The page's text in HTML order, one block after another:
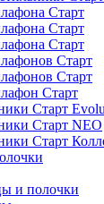
Старт
Старт
Старт
Старт
Старт
Старт
Старт
Старт NEO
Старт
и полочки